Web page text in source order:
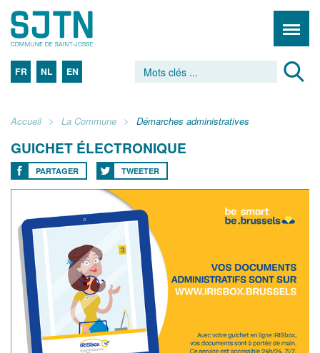
FR NL EN
Accueil La Commune Démarches administratives
GUICHET ÉLECTRONIQUE
PARTAGER TWEETER